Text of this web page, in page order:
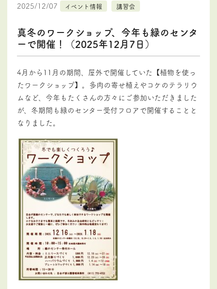
2025/12/07 イベント情報 講習会
真冬のワークショップ、今年も緑のセンタ
ーで開催！（2025年12月7日）
4月から11月の期間、屋外で開催していた【植物を使っ
たワークショップ】。多肉の寄せ植えやコケのテラリウ
ムなど、今年もたくさんの方々にご参加いただきました
が、冬期間も緑のセンター受付フロアで開催することと
なりました。